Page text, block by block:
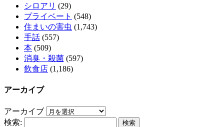
シロアリ (29)
プライベート (548)
住まいの害虫 (1,743)
手話 (557)
本 (509)
消臭・殺菌 (597)
飲食店 (1,186)
アーカイブ
アーカイブ
検索: